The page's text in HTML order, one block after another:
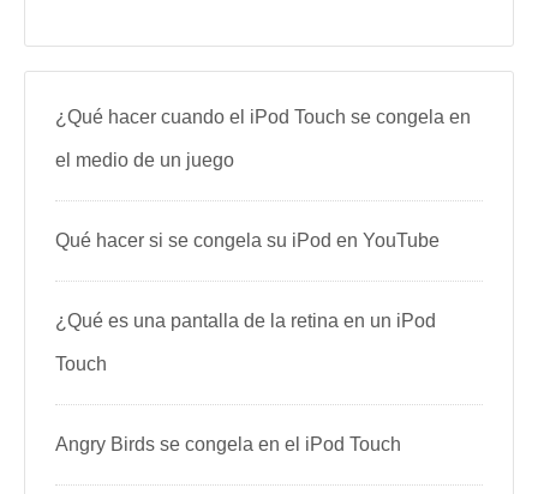
¿Qué hacer cuando el iPod Touch se congela en
el medio de un juego
Qué hacer si se congela su iPod en YouTube
¿Qué es una pantalla de la retina en un iPod
Touch
Angry Birds se congela en el iPod Touch